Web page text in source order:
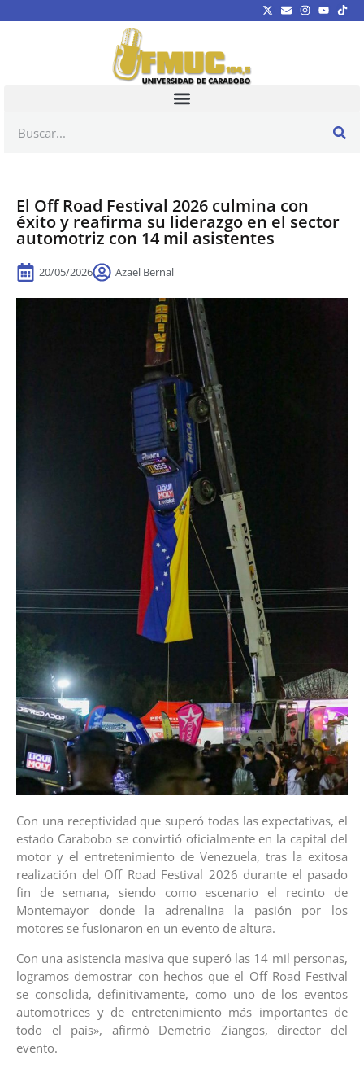
El Off Road Festival 2026 culmina con
éxito y reafirma su liderazgo en el sector
automotriz con 14 mil asistentes
20/05/2026 Azael Bernal
Con una receptividad que superó todas las expectativas, el
estado Carabobo se convirtió oficialmente en la capital del
motor y el entretenimiento de Venezuela, tras la exitosa
realización del Off Road Festival 2026 durante el pasado
fin de semana, siendo como escenario el recinto de
Montemayor donde la adrenalina la pasión por los
motores se fusionaron en un evento de altura.
Con una asistencia masiva que superó las 14 mil personas,
logramos demostrar con hechos que el Off Road Festival
se consolida, definitivamente, como uno de los eventos
automotrices y de entretenimiento más importantes de
todo el país», afirmó Demetrio Ziangos, director del
evento.